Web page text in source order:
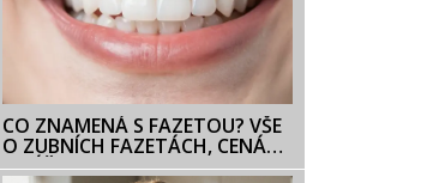
CO ZNAMENÁ S FAZETOU? VŠE
O ZUBNÍCH FAZETÁCH, CENÁCH
A PÉČI